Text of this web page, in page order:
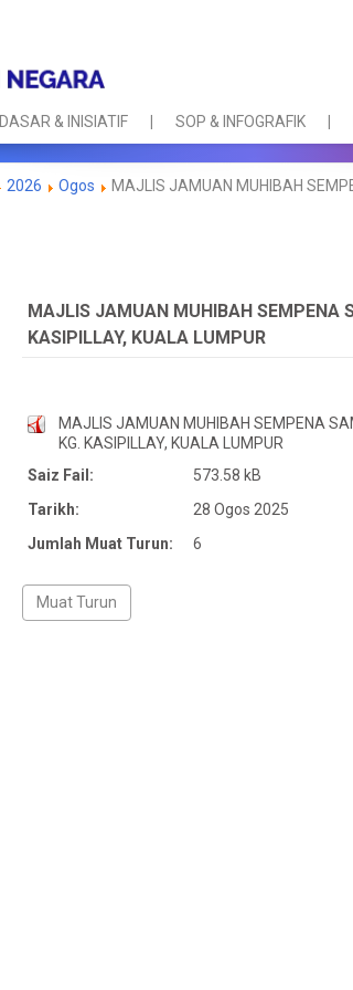
DASAR & INISIATIF SOP & INFOGRAFIK
2026 Ogos
MAJLIS JAMUAN MUHIBAH
MAJLIS JAMUAN MUHIBAH SEMPENA
KASIPILLAY, KUALA LUMPUR
MAJLIS JAMUAN MUHIBAH SEMPENA
KG. KASIPILLAY, KUALA LUMPUR
Saiz Fail:
573.58 kB
Tarikh:
28 Ogos 2025
Jumlah Muat Turun:
6